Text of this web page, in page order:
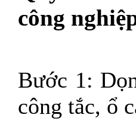
công
Bước 1:
công tắc, ổ